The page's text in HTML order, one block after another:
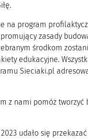
na program
zasady
środkom
edukacyjne.
Sieciaki.pl
z nami pomóż
udało się przekazać